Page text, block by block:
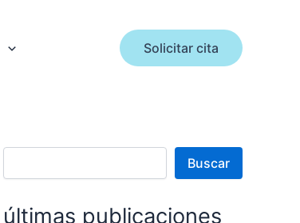
Solicitar cita
Buscar
últimas publicaciones